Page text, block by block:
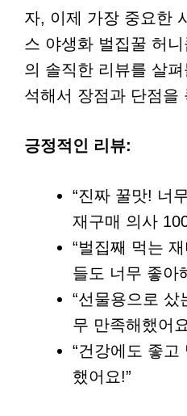
자, 이제 가장 중요한
스 야생화 벌집꿀 허
의 솔직한 리뷰를 살
석해서 장점과 단점을
긍정적인 리뷰:
“진짜 꿀맛! 너
재구매 의사
“벌집째 먹는
들도 너무 좋아
“선물용으로 샀
무 만족해했어
“건강에도 좋고
했어요!”